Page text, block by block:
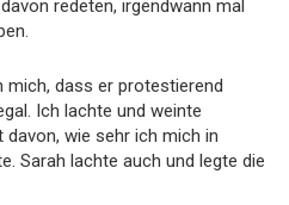
redeten, irgendwann mal
dass er protestierend
Ich lachte und weinte
wie sehr ich mich in
Sarah lachte auch und legte die